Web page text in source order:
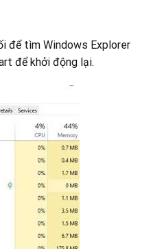
để tìm Windows Explorer
để khởi động lại.